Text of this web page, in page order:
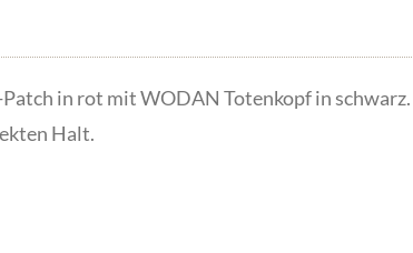
in rot mit WODAN Totenkopf in
Halt.